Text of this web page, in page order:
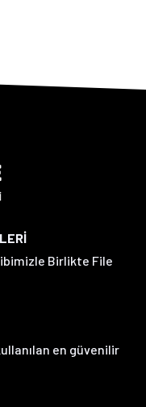
Birlikte File
en güvenilir